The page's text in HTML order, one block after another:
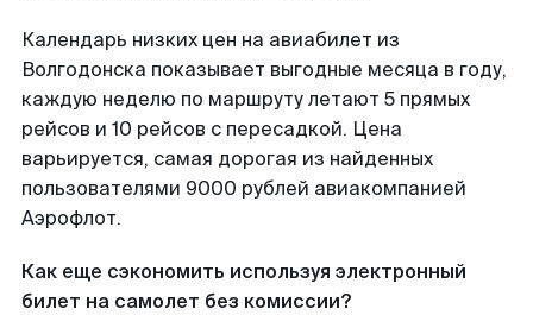
Календарь низких цен на авиабилет из
Волгодонска показывает выгодные месяца в году,
каждую неделю по маршруту летают 5 прямых
рейсов и 10 рейсов с пересадкой. Цена
варьируется, самая дорогая из найденных
пользователями 9000 рублей авиакомпанией
Аэрофлот.
Как еще сэкономить используя электронный
билет на самолет без комиссии?